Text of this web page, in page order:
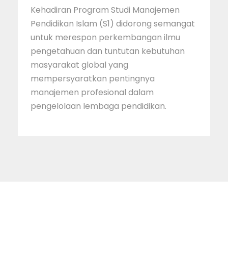
Kehadiran Program Studi Manajemen
Pendidikan Islam (S1) didorong semangat
untuk merespon perkembangan ilmu
pengetahuan dan tuntutan kebutuhan
masyarakat global yang
mempersyaratkan pentingnya
manajemen profesional dalam
pengelolaan lembaga pendidikan.